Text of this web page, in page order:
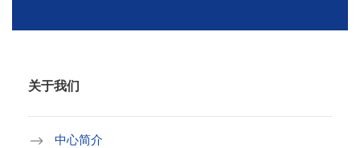
关于我们
中心简介